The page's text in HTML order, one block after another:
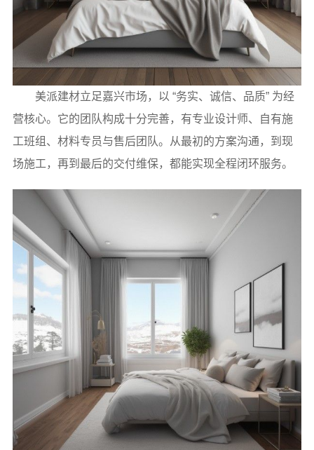
美派建材立足嘉兴市场，以 “务实、诚信、品质” 为经
营核心。它的团队构成十分完善，有专业设计师、自有施
工班组、材料专员与售后团队。从最初的方案沟通，到现
场施工，再到最后的交付维保，都能实现全程闭环服务。